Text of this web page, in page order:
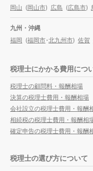
岡山 (岡山市) 広島 (広島市)
九州・沖縄
福岡 (福岡市・北九州市) 佐賀
税理士にかかる費用につ
税理士の顧問料・報酬相場
決算の税理士費用・報酬相場
会社設立の税理士費用・報酬
相続税の税理士費用・報酬相
確定申告の税理士費用・報酬
税理士の選び方について